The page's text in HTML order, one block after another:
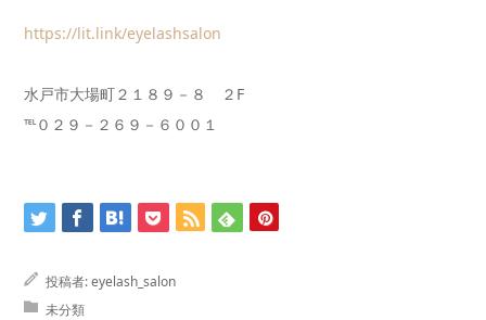
https://lit.link/eyelashsalon
水戸市大場町２１８９－８ ２F
℡０２９－２６９－６００１
投稿者:eyelash_salon
未分類